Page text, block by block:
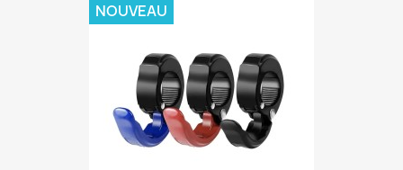
NOUVEAU